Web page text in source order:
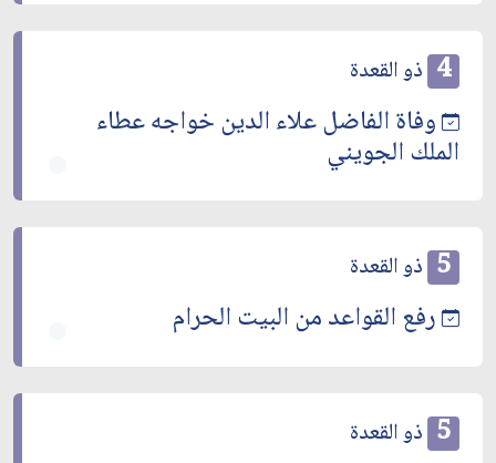
4 ذو القعدة
وفاة الفاضل علاء الدين خواجه عطاء
الملك الجويني
5 ذو القعدة
رفع القواعد من البيت الحرام
5 ذو القعدة